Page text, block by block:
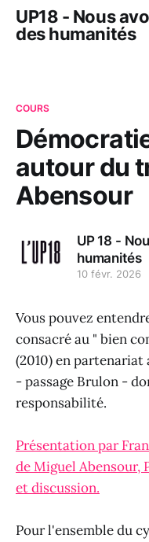
UP18 - Nous
des humanités
COURS
autour du
Abensour
UP 18 -
humanités
10 févr. 2026
Vous pouvez
consacré au " bien
(2010) en
- passage Brulon -
responsabilité.
Présentation par
de Miguel Abensour,
et discussion.
Pour l'ensemble du